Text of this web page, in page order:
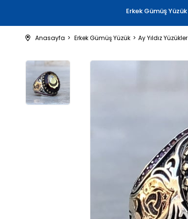
Erkek Gümüş Yüzük
Anasayfa Erkek Gümüş Yüzük Ay Yıldız Yüzükler